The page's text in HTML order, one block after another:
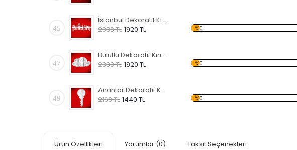
45
İstanbul Dekoratif Kırılmaz Ayna
2880 TL 1920 TL %0
47
Bulutlu Dekoratif Kırılmaz Ayna
2880 TL 1920 TL %0
49
Anahtar Dekoratif Kırılmaz Ayna
2160 TL 1440 TL %0
Ürün Özellikleri Yorumlar (0) Taksit Seçenekleri